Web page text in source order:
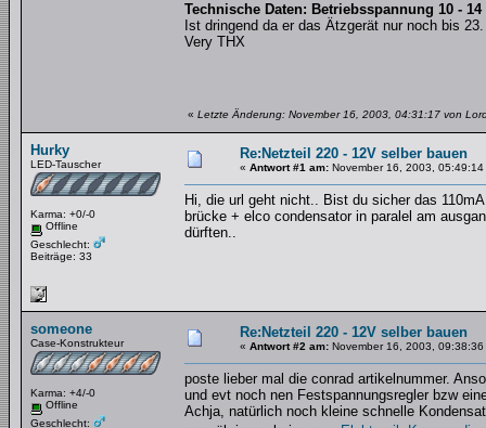
Technische Daten: Betriebsspannung 10 -
Ist dringend da er das Ätzgerät nur noch bis
Very THX
« Letzte Änderung: November 16, 2003, 04:31:17 von
Hurky
LED-Tauscher
Karma: +0/-0
Offline
Geschlecht:
Beiträge: 33
Re:Netzteil 220 - 12V selber bauen
« Antwort #1 am: November 16, 2003, 05:49:14
Hi, die url geht nicht.. Bist du sicher das
brücke + elco condensator in paralel am
dürften..
someone
Case-Konstrukteur
Karma: +4/-0
Offline
Geschlecht:
Re:Netzteil 220 - 12V selber bauen
« Antwort #2 am: November 16, 2003, 09:38:36
poste lieber mal die conrad artikelnummer.
und evt noch nen Festspannungsregler bzw
Achja, natürlich noch kleine schnelle